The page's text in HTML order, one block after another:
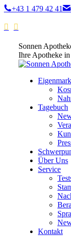
+43 1 479 42 41
Sonnen
Ihre Apotheke
Tagebuch
Über Uns
Service
Kontakt